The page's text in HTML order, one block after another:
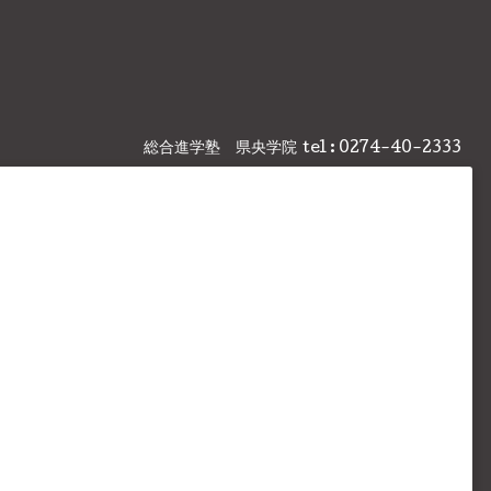
総合進学塾 県央学院 tel : 0274-40-2333